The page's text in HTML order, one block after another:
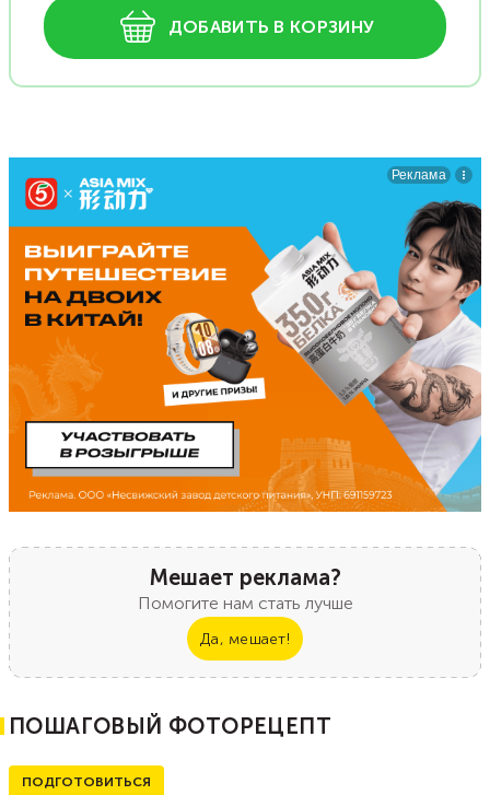
ДОБАВИТЬ В КОРЗИНУ
Мешает реклама?
Помогите нам стать лучше
Да, мешает!
ПОШАГОВЫЙ ФОТОРЕЦЕПТ
ПОДГОТОВИТЬСЯ